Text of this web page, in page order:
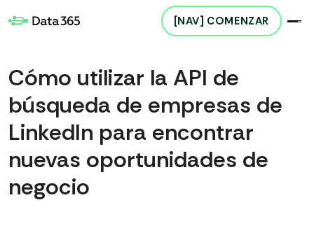
[NAV] COMENZAR
Cómo utilizar la API de
búsqueda de empresas de
LinkedIn para encontrar
nuevas oportunidades de
negocio